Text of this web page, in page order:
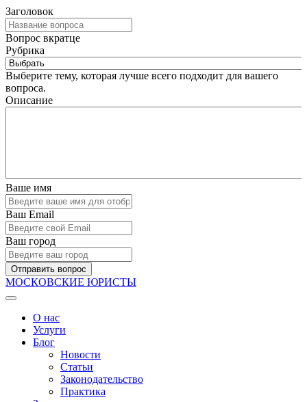
Заголовок
Вопрос вкратце
Рубрика
Выберите тему, которая лучше всего подходит для вашего
вопроса.
Описание
Ваше имя
Ваш Email
Ваш город
Отправить вопрос
МОСКОВСКИЕ ЮРИСТЫ
О нас
Услуги
Блог
Новости
Статьи
Законодательство
Практика